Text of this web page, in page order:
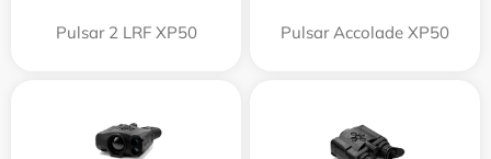
Pulsar 2 LRF XP50 Pulsar Accolade XP50